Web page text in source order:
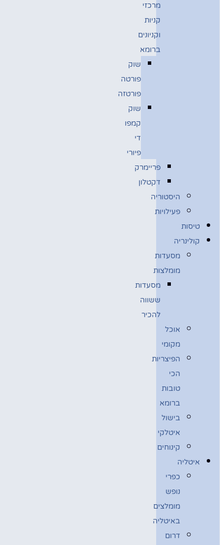
מרכזי
קניות
וקניונים
ברומא
שוק
פורטה
פורטזה
שוק
קמפו
די
פיורי
פריימרק
דקטלון
היסטוריה
פעילויות
טיסות
קולינריה
מסעדות
מומלצות
מסעדות
ששווה
להכיר
אוכל
מקומי
הפיצריות
הכי
טובות
ברומא
בישול
איטלקי
קינוחים
איטליה
כפרי
נופש
מומלצים
באיטליה
דרום